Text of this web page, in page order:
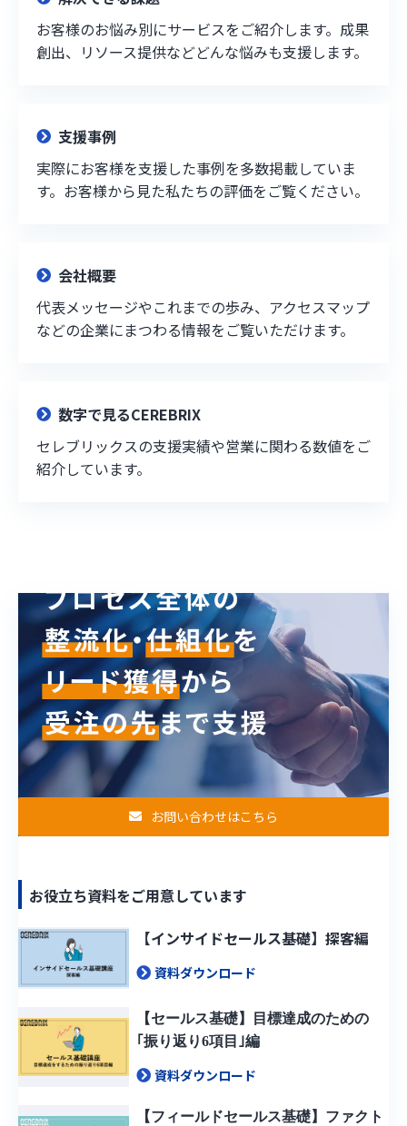
お客様のお悩み別にサービスをご紹介します。成果
創出、リソース提供などどんな悩みも支援します。
支援事例
実際にお客様を支援した事例を多数掲載していま
す。お客様から見た私たちの評価をご覧ください。
会社概要
代表メッセージやこれまでの歩み、アクセスマップ
などの企業にまつわる情報をご覧いただけます。
数字で見るCEREBRIX
セレブリックスの支援実績や営業に関わる数値をご
紹介しています。
お問い合わせはこちら
お役立ち資料をご用意しています
【インサイドセールス基礎】探客編
資料ダウンロード
【セールス基礎】目標達成のための
｢振り返り6項目｣編
資料ダウンロード
【フィールドセールス基礎】ファクト